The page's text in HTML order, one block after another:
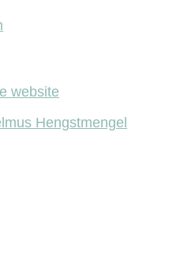
website
Hengstmengel